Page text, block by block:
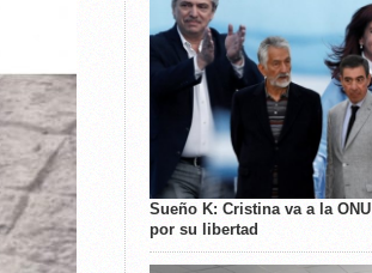
Sueño K: Cristina va a la ONU
por su libertad